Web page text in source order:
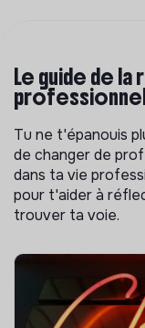
Le guide de
Tu ne t'épanouis
de changer de
dans ta vie
pour t'aider à
trouver ta voie.